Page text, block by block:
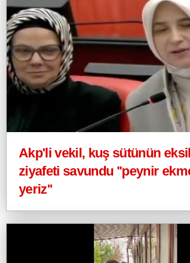
Akp'li vekil, kuş sütünün
ziyafeti savundu ''peynir
yeriz''